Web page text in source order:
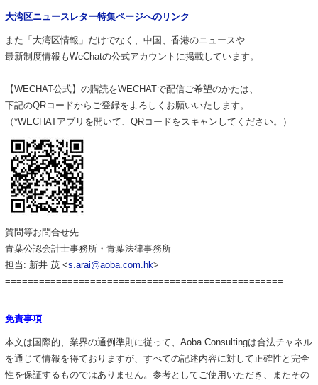
大湾区ニュースレター特集ページへのリンク
また「大湾区情報」だけでなく、中国、 香港のニュースや
最新制度情報もWeChatの公式アカウントに掲載しています。
【WECHAT公式】の購読をWECHATで配信ご希望のかたは、
下記のQRコードからご登録をよろしくお願いいたします。
（*WECHATアプリを開いて、 QRコードをスキャンしてください。）
質問等お問合せ先
青葉公認会計士事務所・青葉法律事務所
担当 : 新井 茂<s.arai@aoba.com.hk>
=================================================
免責事項
本文は国際的、業界の通例準則に従って、Aoba Consultingは合法チャネル
を通じて情報を得ておりますが、すべての記述内容に対して正確性と完全
性を保証するものではありません。参考としてご使用いただき、またその